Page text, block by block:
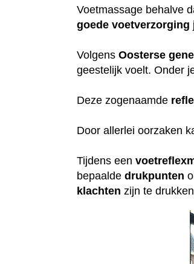
Voetmassage behalve
goede voetverzorging
VolgensOosterse
geestelijk voelt. Onder
Deze zogenaamde
Door allerlei oorzaken
Tijdens een
bepaaldedrukpunten
klachten zijn te